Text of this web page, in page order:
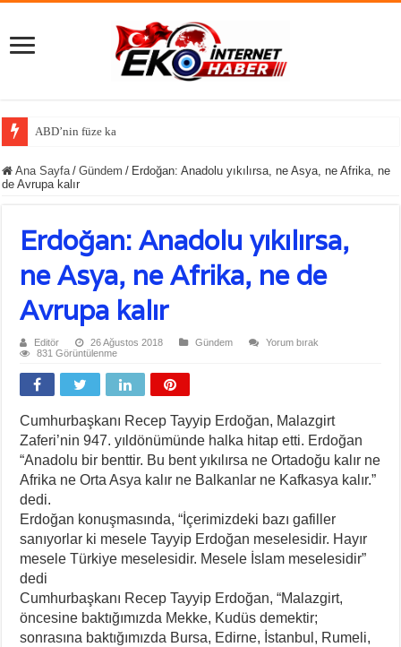
ABD’nin füze kalkanında kritik kayıp iddiası
Ana Sayfa / Gündem / Erdoğan: Anadolu yıkılırsa, ne Asya, ne Afrika, ne
de Avrupa kalır
Erdoğan: Anadolu yıkılırsa,
ne Asya, ne Afrika, ne de
Avrupa kalır
Editör 26 Ağustos 2018 Gündem
Yorum bırak
831 Görüntülenme
Cumhurbaşkanı Recep Tayyip Erdoğan, Malazgirt
Zaferi’nin 947. yıldönümünde halka hitap etti. Erdoğan
“Anadolu bir benttir. Bu bent yıkılırsa ne Ortadoğu kalır ne
Afrika ne Orta Asya kalır ne Balkanlar ne Kafkasya kalır.”
dedi.
Erdoğan konuşmasında, “İçerimizdeki bazı gafiller
sanıyorlar ki mesele Tayyip Erdoğan meselesidir. Hayır
mesele Türkiye meselesidir. Mesele İslam meselesidir”
dedi
Cumhurbaşkanı Recep Tayyip Erdoğan, “Malazgirt,
öncesine baktığımızda Mekke, Kudüs demektir;
sonrasına baktığımızda Bursa, Edirne, İstanbul, Rumeli,